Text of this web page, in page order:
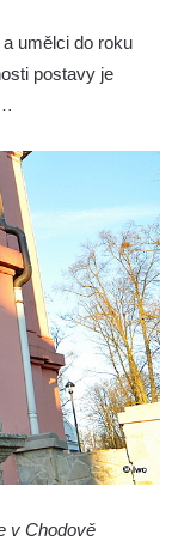
umělci do roku
postavy je
v Chodově